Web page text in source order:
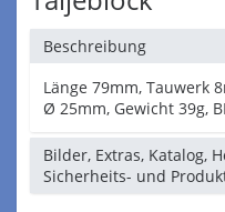
Beschreibung
Länge 79mm, Tauwerk
Ø 25mm, Gewicht 39g,
Bilder, Extras, Katalog,
Sicherheits- und